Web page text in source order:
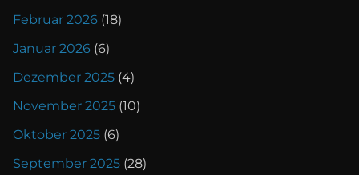
Februar 2026 (18)
Januar 2026 (6)
Dezember 2025 (4)
November 2025 (10)
Oktober 2025 (6)
September 2025 (28)